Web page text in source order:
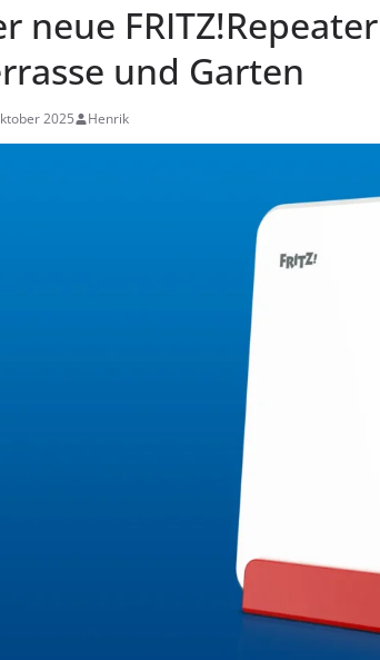
neue
und Garten
2025 Henrik